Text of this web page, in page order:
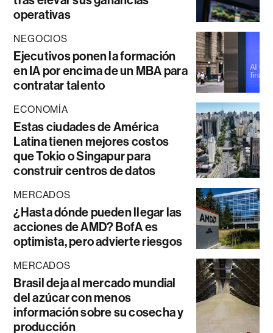
operativas
NEGOCIOS
Ejecutivos ponen la formación
en IA por encima de un MBA para
contratar talento
ECONOMÍA
Estas ciudades de América
Latina tienen mejores costos
que Tokio o Singapur para
construir centros de datos
MERCADOS
¿Hasta dónde pueden llegar las
acciones de AMD? BofA es
optimista, pero advierte riesgos
MERCADOS
Brasil deja al mercado mundial
del azúcar con menos
información sobre su cosecha y
producción